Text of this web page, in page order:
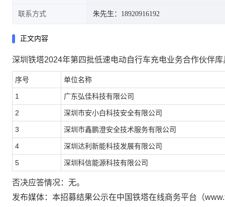
联系方式 朱先生：18920916192
正文内容
深圳铁塔2024年第四批低速电动自行车充电业务合作伙伴
序号 单位名称
1 广东弘佳科技有限公司
2 深圳市安小白科技安全有限公司
3 深圳市鑫鹏澄安全技术服务有限公司
4 深圳达利新能科技发展有限公司
5 深圳科信能源科技有限公司
否决应答情况： 无。
发布媒体： 本招募结果公示在中国铁塔在线商务平台（